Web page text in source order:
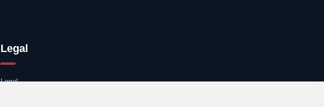
Legal
Legal